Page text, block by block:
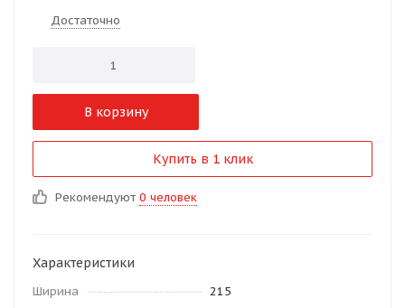
Достаточно
В корзину
Купить в 1 клик
Рекомендуют 0 человек
Характеристики
Ширина
215